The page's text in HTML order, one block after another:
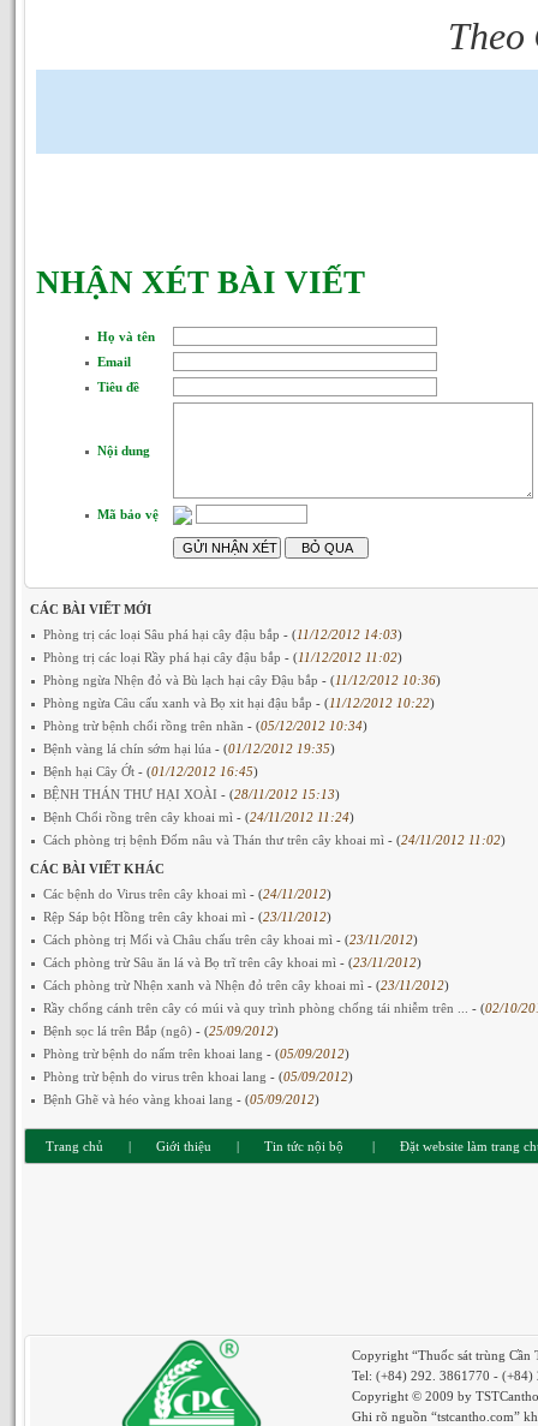
Theo
NHẬN XÉT BÀI VIẾT
Họ và tên
Email
Tiêu đề
Nội dung
Mã bảo vệ
CÁC BÀI VIẾT MỚI
Phòng trị các loại Sâu phá hại cây đậu bắp - (11/12/2012 14:03)
Phòng trị các loại Rầy phá hại cây đậu bắp - (11/12/2012 11:02)
Phòng ngừa Nhện đỏ và Bù lạch hại cây Đậu bắp - (11/12/2012 10:36)
Phòng ngừa Câu cấu xanh và Bọ xit hại đậu bắp - (11/12/2012 10:22)
Phòng trừ bệnh chổi rồng trên nhãn - (05/12/2012 10:34)
Bệnh vàng lá chín sớm hại lúa - (01/12/2012 19:35)
Bệnh hại Cây Ớt - (01/12/2012 16:45)
BỆNH THÁN THƯ HẠI XOÀI - (28/11/2012 15:13)
Bệnh Chổi rồng trên cây khoai mì - (24/11/2012 11:24)
Cách phòng trị bệnh Đốm nâu và Thán thư trên cây khoai mì - (24/11/2012 11:02)
CÁC BÀI VIẾT KHÁC
Các bệnh do Virus trên cây khoai mì - (24/11/2012)
Rệp Sáp bột Hồng trên cây khoai mì - (23/11/2012)
Cách phòng trị Mối và Châu chấu trên cây khoai mì - (23/11/2012)
Cách phòng trừ Sâu ăn lá và Bọ trĩ trên cây khoai mì - (23/11/2012)
Cách phòng trừ Nhện xanh và Nhện đỏ trên cây khoai mì - (23/11/2012)
Rầy chổng cánh trên cây có múi và quy trình phòng chống tái nhiễm trên ... - (02/10/
Bệnh sọc lá trên Bắp (ngô) - (25/09/2012)
Phòng trừ bệnh do nấm trên khoai lang - (05/09/2012)
Phòng trừ bệnh do virus trên khoai lang - (05/09/2012)
Bệnh Ghẽ và héo vàng khoai lang - (05/09/2012)
Trang chủ | Giới thiệu | Tin tức nội bộ | Đặt website làm trang
Copyright “Thuốc sát trùng
Tel: (+84) 292. 3861770 - (+84)
Copyright © 2009 by
Ghi rõ nguồn “tstcantho.com”